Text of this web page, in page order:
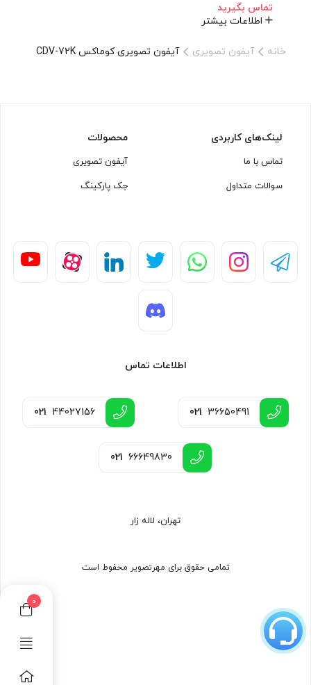
تماس بگیرید
اطلاعات بیشتر
خانه آیفون تصویری آیفون تصویری کوماکس CDV-72K
0
لینک‌های کاربردی
تماس با ما
سوالات متداول
محصولات
آیفون تصویری
جک پارکینگ
اطلاعات تماس
021 36650491
021 44027156
021 66649830
تهران، لاله زار
تمامی حقوق برای مهرتصویر محفوط است